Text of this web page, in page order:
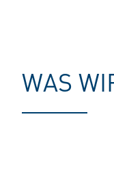
WAS